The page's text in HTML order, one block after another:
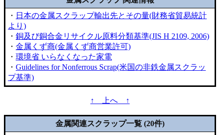
・ 日本の金属スクラップ輸出先とその量(財務省貿易統計
より)
・ 銅及び銅合金リサイクル原料分類基準(JIS H 2109, 2006)
・ 金属くず商(金属くず商営業許可)
・ 環境省 いらなくなった家電
・ Guidelines for Nonferrous Scrap(米国の非鉄金属スクラッ
プ基準)
↑ 上へ ↑
金属関連スクラップ一覧 (20件)